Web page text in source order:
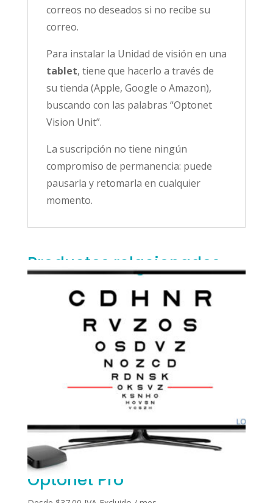
correos no deseados si no recibe su
correo.
Para instalar la Unidad de visión en una
tablet, tiene que hacerlo a través de
su tienda (Apple, Google o Amazon),
buscando con las palabras “Optonet
Vision Unit”.
La suscripción no tiene ningún
compromiso de permanencia: puede
pausarla y retomarla en cualquier
momento.
Productos relacionados
Optonet Pro